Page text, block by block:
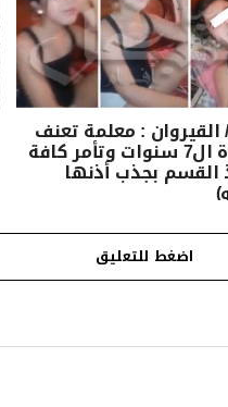
: معلمة تعنف
تلميذة ال7 سنوات وتأمر كافة
القسم بجذب أذنها
اضغط للتعليق